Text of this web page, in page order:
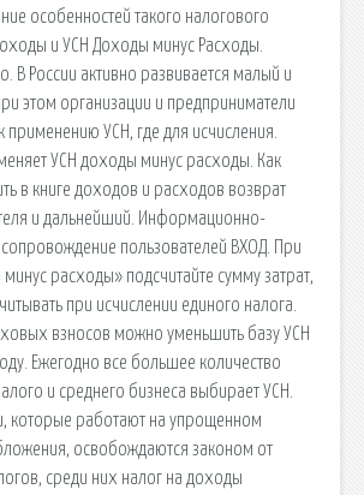
особенностей такого налогового
и УСН Доходы минус Расходы.
В России активно развивается малый и
этом организации и предприниматели
применению УСН, где для исчисления.
УСН доходы минус расходы. Как
в книге доходов и расходов возврат
и дальнейший. Информационно-
пользователей ВХОД. При
расходы» подсчитайте сумму затрат,
при исчислении единого налога.
взносов можно уменьшить базу УСН
Ежегодно все большее количество
и среднего бизнеса выбирает УСН.
которые работают на упрощенном
освобождаются законом от
среди них налог на доходы